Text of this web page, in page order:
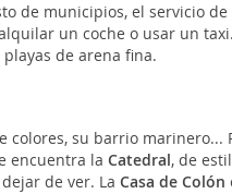
de municipios, el servicio de
un coche o usar un
de arena fina.
colores, su barrio marinero...
encuentra la Catedral, de
de ver. La Casa de Colón